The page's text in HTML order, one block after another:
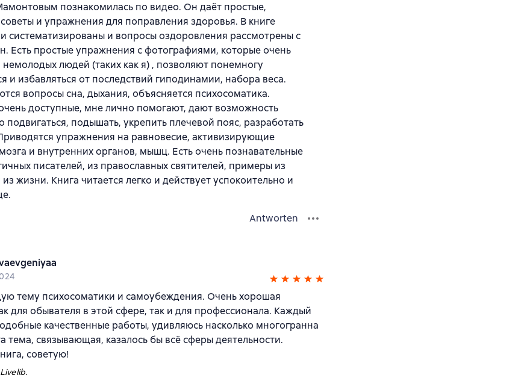
познакомилась по видео. Он даёт простые,
и упражнения для поправления здоровья. В книге
систематизированы и вопросы оздоровления рассмотрены с
Есть простые упражнения с фотографиями, которые очень
немолодых людей (таких как я) , позволяют понемногу
и избавляться от последствий гиподинамии, набора веса.
вопросы сна, дыхания, объясняется психосоматика.
доступные, мне лично помогают, дают возможность
подвигаться, подышать, укрепить плечевой пояс, разработать
упражнения на равновесие, активизирующие
и внутренних органов, мышц. Есть очень познавательные
писателей, из православных святителей, примеры из
жизни. Книга читается легко и действует успокоительно и
Antworten
тему психосоматики и самоубеждения. Очень хорошая
для обывателя в этой сфере, так и для профессионала. Каждый
качественные работы, удивляюсь насколько многогранна
тема, связывающая, казалось бы всё сферы деятельности.
советую!